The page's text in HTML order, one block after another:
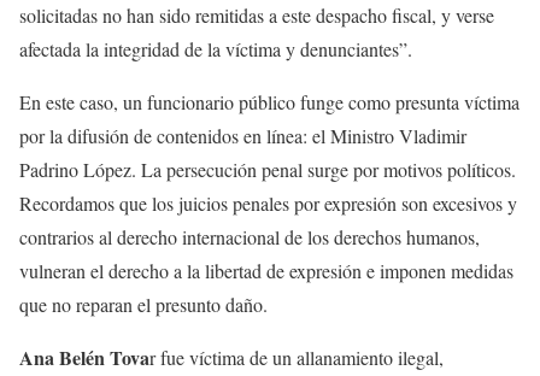
solicitadas no han sido remitidas a este despacho fiscal, y verse
afectada la integridad de la víctima y denunciantes”.
En este caso, un funcionario público funge como presunta víctima
por la difusión de contenidos en línea: el Ministro Vladimir
Padrino López. La persecución penal surge por motivos políticos.
Recordamos que los juicios penales por expresión son excesivos y
contrarios al derecho internacional de los derechos humanos,
vulneran el derecho a la libertad de expresión e imponen medidas
que no reparan el presunto daño.
Ana Belén Tovar fue víctima de un allanamiento ilegal,